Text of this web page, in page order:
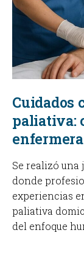
Cuidados
paliativa:
Se realizó una
donde
experiencias
paliativa
del enfoque